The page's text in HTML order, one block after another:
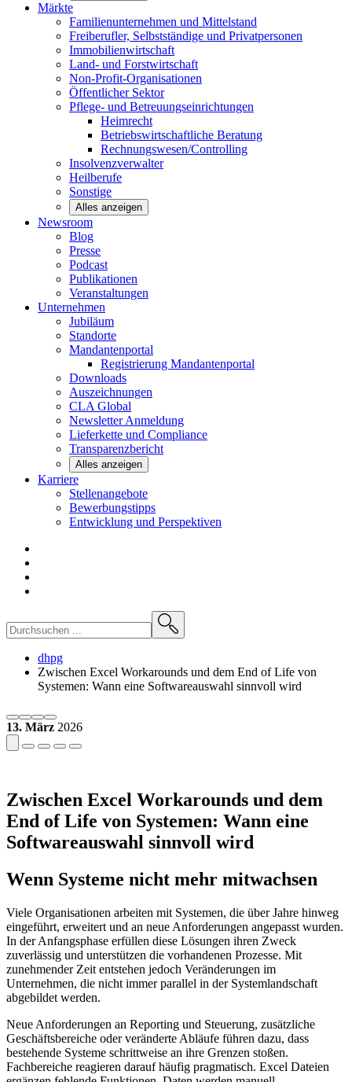
Märkte
Familienunternehmen und Mittelstand
Freiberufler, Selbstständige und Privatpersonen
Immobilienwirtschaft
Land- und Forstwirtschaft
Non-Profit-Organisationen
Öffentlicher Sektor
Pflege- und Betreuungseinrichtungen
Heimrecht
Betriebswirtschaftliche Beratung
Rechnungswesen/Controlling
Insolvenzverwalter
Heilberufe
Sonstige
Alles anzeigen
Newsroom
Blog
Presse
Podcast
Publikationen
Veranstaltungen
Unternehmen
Jubiläum
Standorte
Mandantenportal
Registrierung Mandantenportal
Downloads
Auszeichnungen
CLA Global
NewsletterAnmeldung
Lieferkette und Compliance
Transparenzbericht
Alles anzeigen
Karriere
Stellenangebote
Bewerbungstipps
Entwicklung und Perspektiven
dhpg
Zwischen Excel Workarounds und dem End of Life von
Systemen: Wann eine Softwareauswahl sinnvoll wird
13. März 2026
Zwischen Excel Workarounds und dem
End of Life von Systemen: Wann eine
Softwareauswahl sinnvoll wird
Wenn Systeme nicht mehr mitwachsen
Viele Organisationen arbeiten mit Systemen, die über Jahre hinweg
eingeführt, erweitert und an neue Anforderungen angepasst wurden.
In der Anfangsphase erfüllen diese Lösungen ihren Zweck
zuverlässig und unterstützen die vorhandenen Prozesse. Mit
zunehmender Zeit entstehen jedoch Veränderungen im
Unternehmen, die nicht immer parallel in der Systemlandschaft
abgebildet werden.
Neue Anforderungen an Reporting und Steuerung, zusätzliche
Geschäftsbereiche oder veränderte Abläufe führen dazu, dass
bestehende Systeme schrittweise an ihre Grenzen stoßen.
Fachbereiche reagieren darauf häufig pragmatisch. Excel Dateien